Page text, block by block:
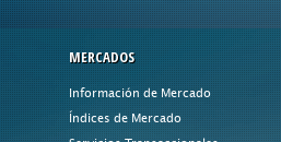
MERCADOS
Información de Mercado
Índices de Mercado